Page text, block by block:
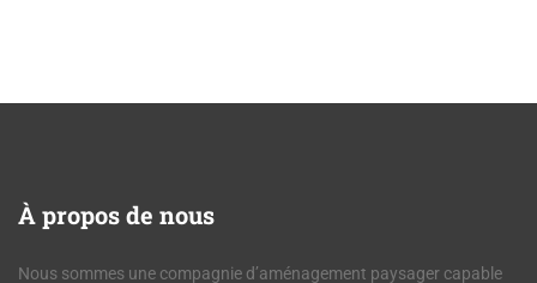
Àpropos de nous
Nous sommes une compagnie d’aménagement paysager capable